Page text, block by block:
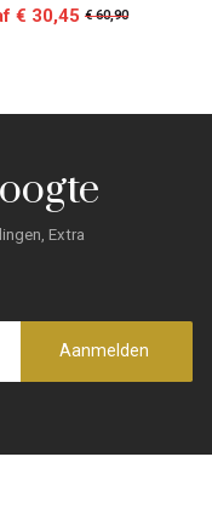
€ 30,45 € 60,90
Extra
Aanmelden